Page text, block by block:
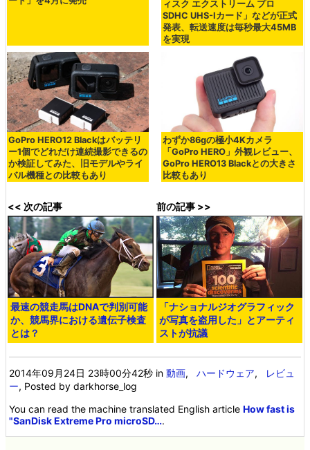
ィスク エクストリーム プロ
SDHC UHS-Iカード」などが正式
発表、転送速度は毎秒最大45MB
を実現
GoPro HERO12 Blackはバッテリ
ー1個でどれだけ連続撮影できるの
か検証してみた、旧モデルやライ
バル機種との比較もあり
わずか86gの極小4Kカメラ
「GoPro HERO」外観レビュー、
GoPro HERO13 Blackとの大きさ
比較もあり
<< 次の記事
最速の競走馬はDNAで判別可能
か、競馬界における遺伝子検査
とは？
前の記事 >>
「ナショナルジオグラフィック
が写真を盗用した」とアーティ
ストが抗議
2014年09月24日 23時00分42秒 in動画,ハードウェア,
レビュ
ー, Posted by darkhorse_log
You can read the machine translated English articleHow fast is
"SanDisk Extreme Pro microSD….